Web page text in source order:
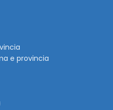
e provincia